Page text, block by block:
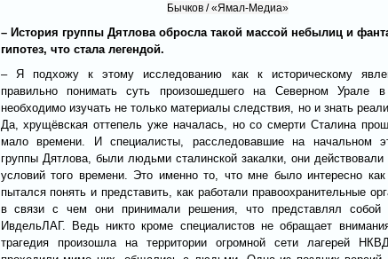
Бычков / «Ямал-Медиа»
– История группы Дятлова обросла такой массой небылиц и
гипотез, что стала легендой.
– Я подхожу к этому исследованию как к историческому
правильно понимать суть произошедшего на Северном Урале
необходимо изучать не только материалы следствия, но и знать
Да, хрущёвская оттепель уже началась, но со смерти Сталина
мало времени. И специалисты, расследовавшие на начальном
группы Дятлова, были людьми сталинской закалки, они действовали
условий того времени. Это именно то, что мне было интересно как
пытался понять и представить, как работали правоохранительные
в связи с чем они принимали решения, что представлял
ИвдельЛАГ. Ведь никто кроме специалистов не обращает
трагедия произошла на территории огромной сети лагерей